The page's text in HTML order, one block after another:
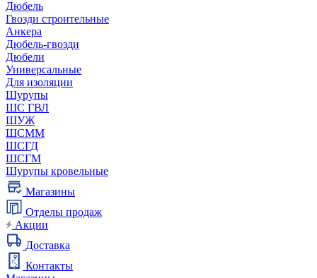
Дюбель
Гвозди строительные
Анкера
Дюбель-гвозди
Дюбели
Универсальные
Для изоляции
Шурупы
ШС ГВЛ
ШУЖ
ШСММ
ШСГД
ШСГМ
Шурупы кровельные
Магазины
Отделы продаж
Акции
Доставка
Контакты